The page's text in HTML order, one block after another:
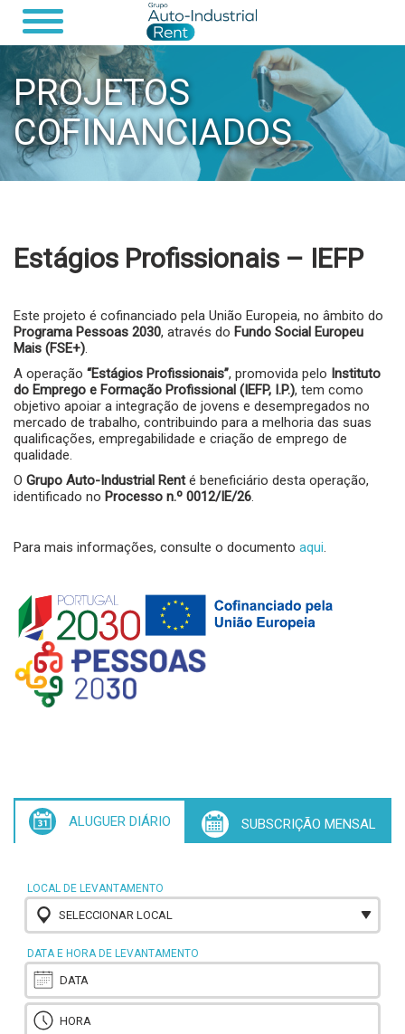
PROJETOS
COFINANCIADOS
Estágios Profissionais – IEFP
Este projeto é cofinanciado pela União Europeia, no âmbito do
Programa Pessoas 2030, através do Fundo Social Europeu
Mais (FSE+).
A operação “Estágios Profissionais”, promovida pelo Instituto
do Emprego e Formação Profissional (IEFP, I.P.), tem como
objetivo apoiar a integração de jovens e desempregados no
mercado de trabalho, contribuindo para a melhoria das suas
qualificações, empregabilidade e criação de emprego de
qualidade.
O Grupo Auto-Industrial Renté beneficiário desta operação,
identificado no Processo n.º 0012/IE/26.
Para mais informações, consulte o documento aqui.
ALUGUER DIÁRIO SUBSCRIÇÃO MENSAL
LOCAL DE LEVANTAMENTO
SELECCIONAR LOCAL
DATA E HORA DE LEVANTAMENTO